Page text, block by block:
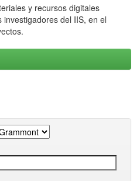
y recursos digitales
del IIS, en el